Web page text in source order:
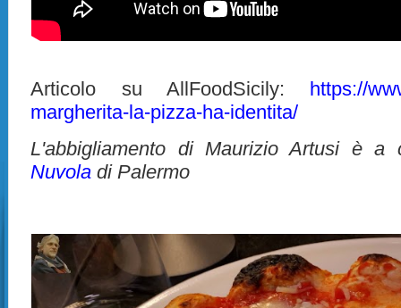
Articolo su AllFoodSicily: https://
margherita-la-pizza-ha-identita/
L'abbigliamento di Maurizio Artusi è
Nuvola di Palermo